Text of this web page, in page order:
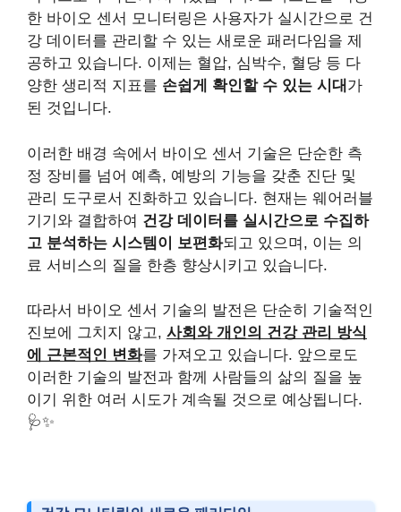
한 바이오 센서 모니터링은 사용자가 실시간으로 건
강 데이터를 관리할 수 있는 새로운 패러다임을 제
공하고 있습니다. 이제는 혈압, 심박수, 혈당 등 다
양한 생리적 지표를 손쉽게 확인할 수 있는 시대 가
된 것입니다.
이러한 배경 속에서 바이오 센서 기술은 단순한 측
정 장비를 넘어 예측, 예방의 기능을 갖춘 진단 및
관리 도구로서 진화하고 있습니다. 현재는 웨어러블
기기와 결합하여 건강 데이터를 실시간으로 수집하
고 분석하는 시스템이 보편화되고 있으며, 이는 의
료 서비스의 질을 한층 향상시키고 있습니다.
따라서 바이오 센서 기술의 발전은 단순히 기술적인
진보에 그치지 않고, 사회와 개인의 건강 관리 방식
에 근본적인 변화를 가져오고 있습니다. 앞으로도
이러한 기술의 발전과 함께 사람들의 삶의 질을 높
이기 위한 여러 시도가 계속될 것으로 예상됩니다.
🩺✨